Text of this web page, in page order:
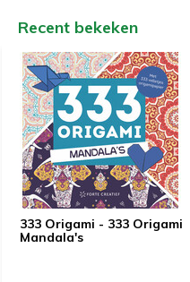
Recent bekeken
333 Origami - 333 Origami
Mandala's